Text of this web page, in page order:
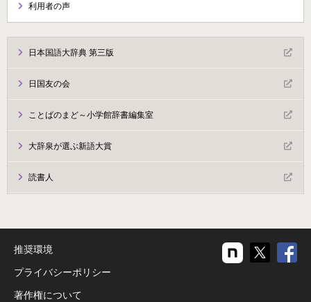
利用者の声
日本国語大辞典 第三版
日国友の会
ことばのまど～小学館辞書編集室
大辞泉が選ぶ新語大賞
読書人
推奨環境
プライバシーポリシー
著作権について